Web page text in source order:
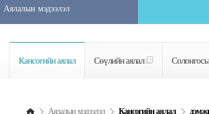
Аялалын мэдээлэл
Кансогийн аялал Сөүлийн аялал
Аялалын мэдээлэл Кансогийн аялал